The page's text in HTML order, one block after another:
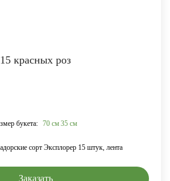
15 красных роз
букета: 70 см 35 см
сорт Эксплорер 15 штук, лента
Заказать